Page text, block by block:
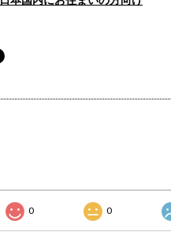
0 0